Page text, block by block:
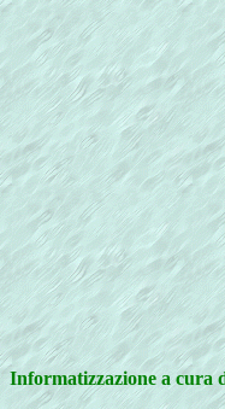
Informatizzazione a cura